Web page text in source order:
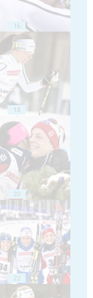
16
18
20
22